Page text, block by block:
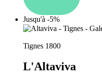
Jusqu'à -5%
establishment.station_label:
Tignes 1800
L'Altaviva